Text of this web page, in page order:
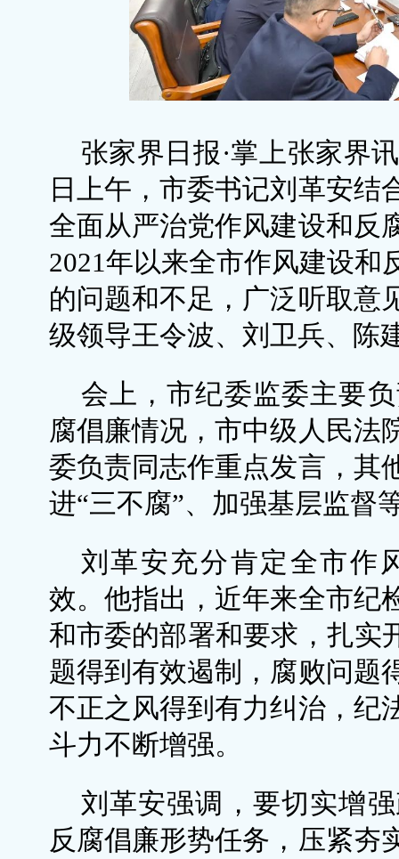
张家界日报·掌上张家界
日上午，市委书记刘革安结
全面从严治党作风建设和反
2021年以来全市作风建设和
的问题和不足，广泛听取意
级领导王令波、刘卫兵、陈
会上，市纪委监委主要
腐倡廉情况，市中级人民法
委负责同志作重点发言，其
进“三不腐”、加强基层监督
刘革安充分肯定全市作
效。他指出，近年来全市纪
和市委的部署和要求，扎实
题得到有效遏制，腐败问题
不正之风得到有力纠治，纪
斗力不断增强。
刘革安强调，要切实增
反腐倡廉形势任务，压紧夯